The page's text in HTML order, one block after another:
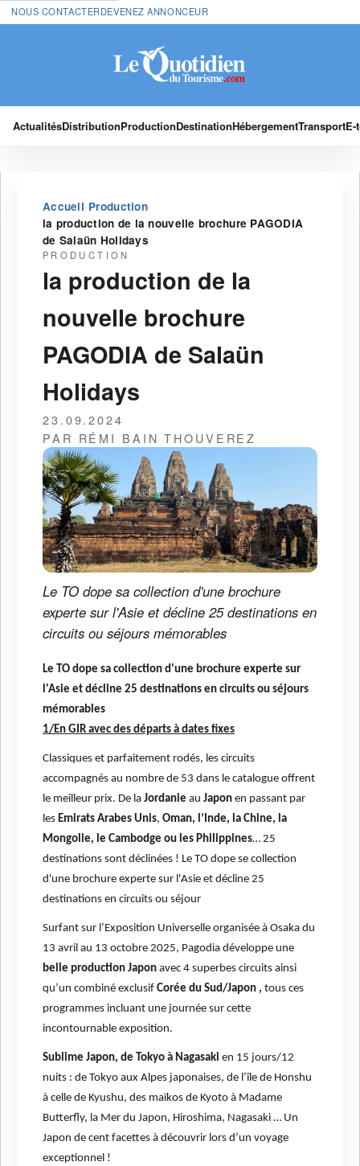
NOUS CONTACTERDEVENEZ ANNONCEUR
ActualitésDistributionProductionDestinationHébergementTransport
Accueil›Production›
la production de la nouvelle brochure PAGODIA
de Salaün Holidays
PRODUCTION
la production de la
nouvelle brochure
PAGODIA de Salaün
Holidays
23.09.2024
PAR RÉMI BAIN THOUVEREZ
Le TO dope sa collection d'une brochure
experte sur l'Asie et décline 25 destinations en
circuits ou séjours mémorables
Le TO dope sa collection d'une brochure experte sur
l'Asie et décline 25 destinations en circuits ou séjours
mémorables
1/En GIR avec des départs à dates fixes
Classiques et parfaitement rodés, les circuits
accompagnés au nombre de 53 dans le catalogue offrent
le meilleur prix. De la Jordanie au Japon en passant par
les Emirats Arabes Unis, Oman, l’Inde, la Chine, la
Mongolie, le Cambodge ou les Philippines… 25
destinations sont déclinées ! Le TO dope se collection
d'une brochure experte sur l'Asie et décline 25
destinations en circuits ou séjour
Surfant sur l’Exposition Universelle organisée à Osaka du
13 avril au 13 octobre 2025, Pagodia développe une
belle production Japon avec 4 superbes circuits ainsi
qu’un combiné exclusif Corée du Sud/Japon , tous ces
programmes incluant une journée sur cette
incontournable exposition.
Sublime Japon, de Tokyo à Nagasaki en 15 jours/12
nuits : de Tokyo aux Alpes japonaises, de l’île de Honshu
à celle de Kyushu, des maïkos de Kyoto à Madame
Butterfly, la Mer du Japon, Hiroshima, Nagasaki … Un
Japon de cent facettes à découvrir lors d’un voyage
exceptionnel !